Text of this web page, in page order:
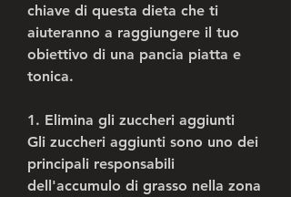
chiave di questa dieta che ti
aiuteranno a raggiungere il tuo
obiettivo di una pancia piatta e
tonica.
1. Elimina gli zuccheri aggiunti
Gli zuccheri aggiunti sono uno dei
principali responsabili
dell'accumulo di grasso nella zona